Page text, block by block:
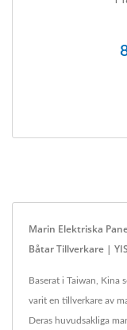
Marin Elektriska
Båtar Tillverkare |
Baserat i Taiwan, Kina
varit en tillverkare av
Deras huvudsakliga